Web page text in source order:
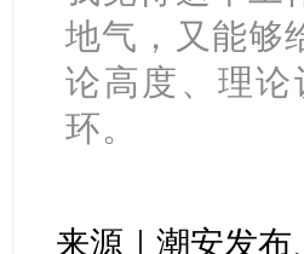
地气，又能够
论高度、理
环。
来源｜潮安发